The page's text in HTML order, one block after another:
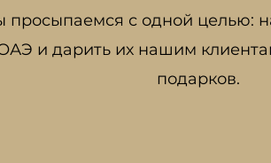
с одной целью:
и дарить их нашим
подарков.